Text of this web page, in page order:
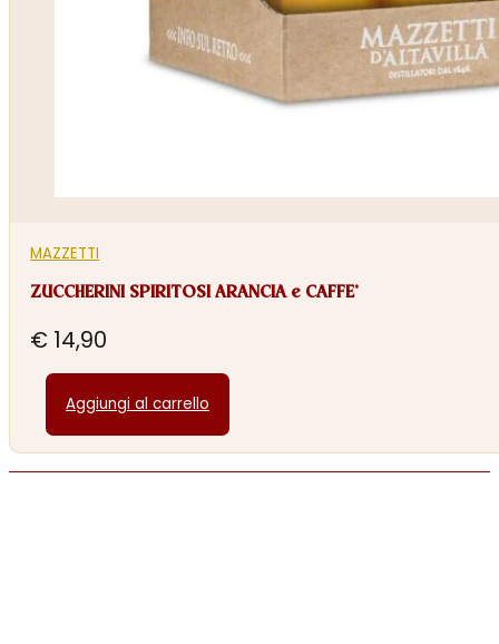
MAZZETTI
ZUCCHERINI SPIRITOSI ARANCIA e CAFFE’
€ 14,90
Aggiungi al carrello